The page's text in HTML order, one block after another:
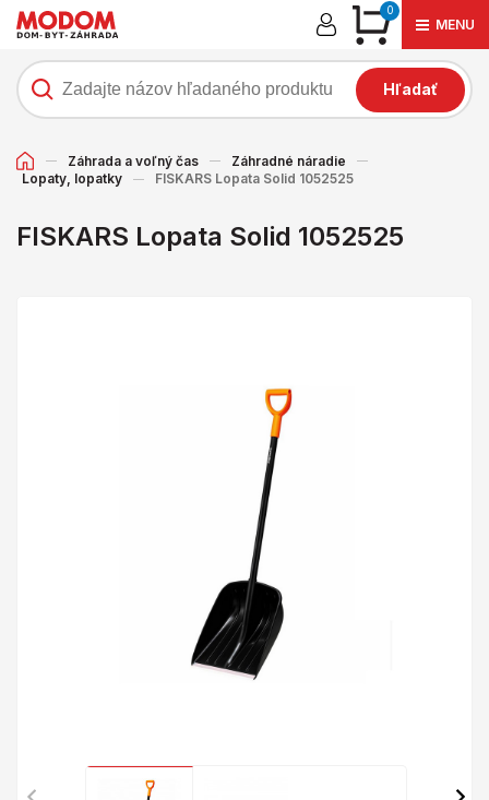
0
MENU
Hľadať
Záhrada a voľný čas
Záhradné náradie
Lopaty, lopatky
FISKARS Lopata Solid 1052525
FISKARS Lopata Solid 1052525